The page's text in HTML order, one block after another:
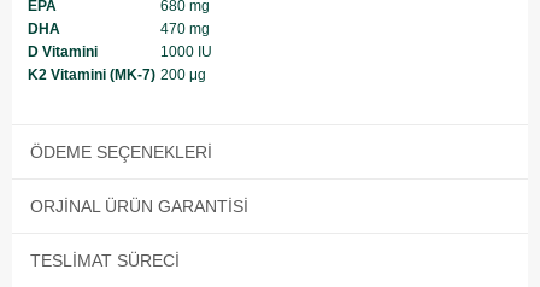
EPA
680 mg
DHA
470 mg
D Vitamini
1000 IU
K2 Vitamini (MK-7) 200 μg
ÖDEME SEÇENEKLERI
ORJINAL ÜRÜN GARANTISI
TESLIMAT SÜRECI